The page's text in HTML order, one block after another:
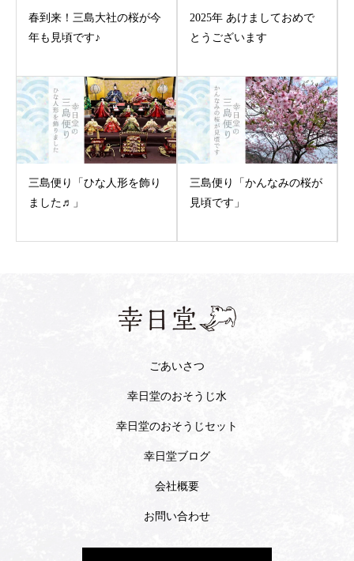
春到来！三島大社の桜が今
年も見頃です♪
2025年 あけましておめで
とうございます
三島便り「ひな人形を飾り
ました♬」
三島便り「かんなみの桜が
見頃です」
ごあいさつ
幸日堂のおそうじ水
幸日堂のおそうじセット
幸日堂ブログ
会社概要
お問い合わせ